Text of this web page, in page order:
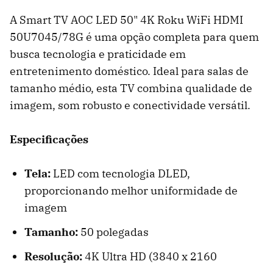
A Smart TV AOC LED 50" 4K Roku WiFi HDMI
50U7045/78G é uma opção completa para quem
busca tecnologia e praticidade em
entretenimento doméstico. Ideal para salas de
tamanho médio, esta TV combina qualidade de
imagem, som robusto e conectividade versátil.
Especificações
Tela: LED com tecnologia DLED,
proporcionando melhor uniformidade de
imagem
Tamanho: 50 polegadas
Resolução:4K Ultra HD (3840 x 2160